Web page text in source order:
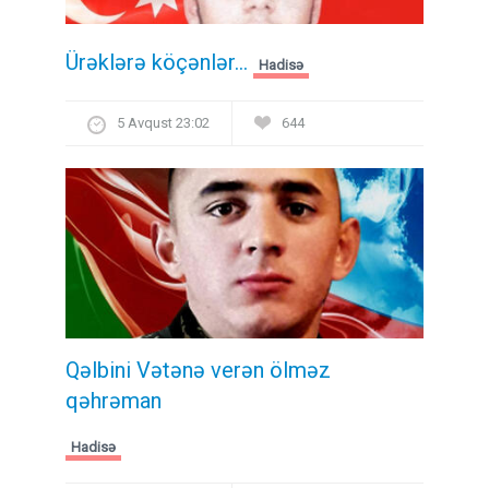
Ürəklərə köçənlər... Hadisə
5 Avqust 23:02 644
Qəlbini Vətənə verən ölməz
qəhrəman
Hadisə